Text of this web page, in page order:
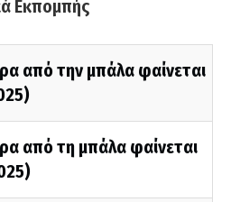
Εκπομπής
από την μπάλα φαίνεται
από τη μπάλα φαίνεται